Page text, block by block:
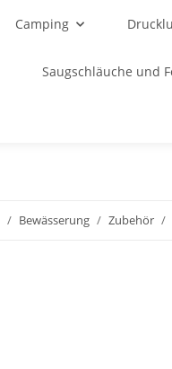
Camping
Saugschläuche und
Bewässerung Zubehör